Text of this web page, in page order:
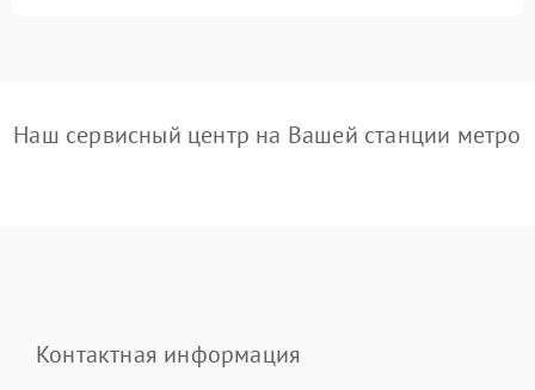
Наш сервисный центр на Вашей станции метро
Контактная информация